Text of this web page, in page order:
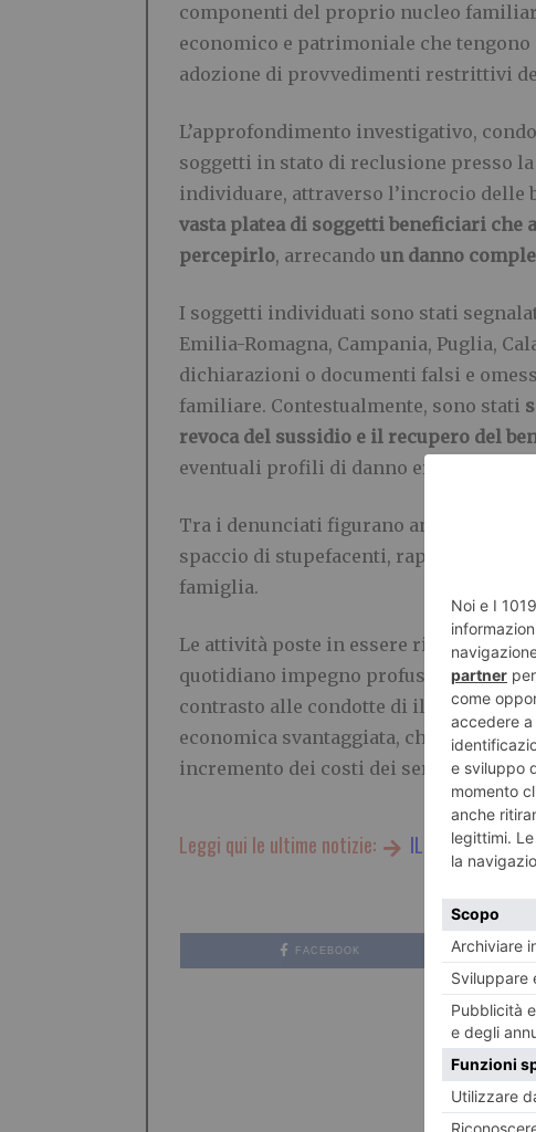
componenti del proprio nucleo
economico e patrimoniale che
adozione di provvedimenti restrittivi
L’approfondimento investigativo,
soggetti in stato di reclusione presso
individuare, attraverso l’incrocio delle
vasta platea di soggetti beneficiari che
percepirlo, arrecando un danno
I soggetti individuati sono stati
Emilia-Romagna, Campania, Puglia,
dichiarazioni o documenti falsi e
familiare. Contestualmente, sono stati
revoca del sussidio e il recupero del
eventuali profili di danno erariale.
Tra i denunciati figurano anche
spaccio di stupefacenti, rapina,
famiglia.
Le attività poste in essere rientrano
quotidiano impegno profuso dalle
contrasto alle condotte di illecita
economica svantaggiata, che
incremento dei costi dei servizi erogati
Leggi qui le ultime notizie: IL TORINESE
FACEBOOK